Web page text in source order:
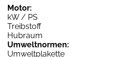
Motor:
kW / PS
Treibstoff
Hubraum
Umweltnormen:
Umweltplakette